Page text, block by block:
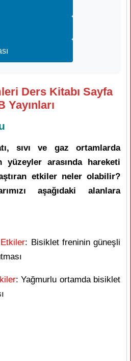
Ders Kitabı Sayfa
Yayınları
sıvı ve gaz ortamlarda
arasında hareketi
etkiler neler olabilir?
aşağıdaki alanlara
: Bisiklet freninin güneşli
: Yağmurlu ortamda bisiklet